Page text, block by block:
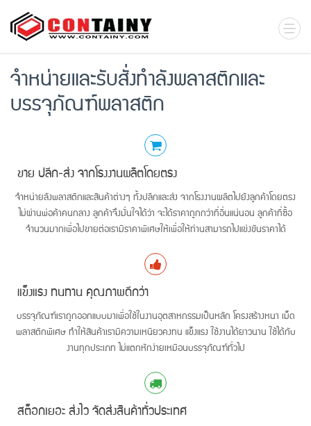
จำหน่ายและรับสั่งทำลังพลาสติกและ
บรรจุภัณฑ์พลาสติก
ขาย ปลีก-ส่ง จากโรงงานผลิตโดยตรง
จำหน่ายลังพลาสติกและสินค้าต่างๆ ทั้งปลีกและส่ง จากโรงงานผลิตไปยังลูกค้าโดยตรง
ไม่ผ่านพ่อค้าคนกลาง ลูกค้าจึงมั่นใจได้ว่า จะได้ราคาถูกกว่าที่อื่นแน่นอน ลูกค้าที่ซื้อ
จำนวนมากเพื่อไปขายต่อเรามีราคาพิเศษให้เพื่อให้ท่านสามารถไปแข่งขันราคาได้
แข็งแรง ทนทาน คุณภาพดีกว่า
บรรจุภัณฑ์เราถูกออกแบบมาเพื่อใช้ในงานอุตสาหกรรมเป็นหลัก โครงสร้างหนา เม็ด
พลาสติกพิเศษ ทำให้สินค้าเรามีความเหนียวคงทน แข็งแรง ใช้งานได้ยาวนาน ใช้ได้กับ
งานทุกประเภท ไม่แตกหักง่ายเหมือนบรรจุภัณฑ์ทั่วไป
สต็อกเยอะ ส่งไว จัดส่งสินค้าทั่วประเทศ